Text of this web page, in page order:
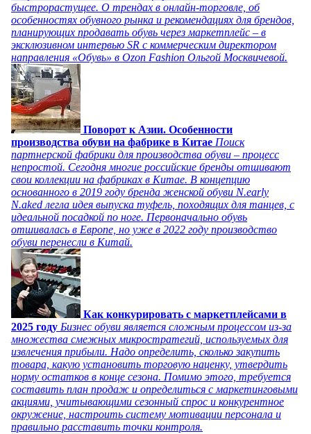
быстрорастущее. О трендах в онлайн-торговле, об
особенностях обувного рынка и рекомендациях для брендов,
планирующих продавать обувь через маркетплейс – в
эксклюзивном интервью SR с коммерческим директором
направления «Обувь» в Ozon Fashion Ольгой Москвичевой.
Поворот к Азии. Особенности
производства обуви на фабрике в Китае Поиск
партнерской фабрики для производства обуви – процесс
непростой. Сегодня многие российские бренды отшивают
свои коллекции на фабриках в Китае. В концепцию
основанного в 2019 году бренда женской обуви N.early
N.aked легла идея выпуска туфель, походящих для танцев, с
идеальной посадкой по ноге. Первоначально обувь
отшивалась в Европе, но уже в 2022 году производство
обуви перенесли в Китай.
Как конкурировать с маркетплейсами в
2025 году Бизнес обуви является сложным процессом из-за
множества смежных микростратегий, используемых для
извлечения прибыли. Надо определить, сколько закупить
товара, какую установить торговую наценку, утвердить
норму остатков в конце сезона. Помимо этого, требуется
составить план продаж и определиться с маркетинговыми
акциями, учитывающими сезонный спрос и конкурентное
окружение, настроить систему мотивации персонала и
правильно расставить точки контроля.